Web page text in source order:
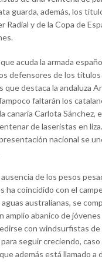
guarda, además, los
Radial y de la Copa de
acuda la armada
defensores de los
que destaca la andaluza
faltarán los
canaria Carlota Sánchez,
de laseristas en
nacional se
ausencia de los pesos
ha coincidido con el
australianas, se
amplio abanico de
con windsurfistas
seguir creciendo,
además está llamado